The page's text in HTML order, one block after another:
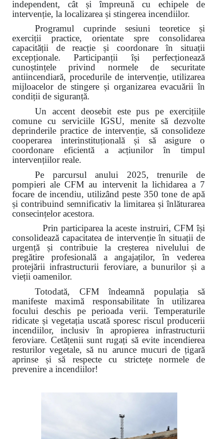
independent, cât și împreună cu echipele de
intervenție, la localizarea și stingerea incendiilor.
Programul cuprinde sesiuni teoretice și
exerciții practice, orientate spre consolidarea
capacității de reacție și coordonare în situații
excepționale. Participanții își perfecționează
cunoștințele privind normele de securitate
antiincendiară, procedurile de intervenție, utilizarea
mijloacelor de stingere și organizarea evacuării în
condiții de siguranță.
Un accent deosebit este pus pe exercițiile
comune cu serviciile IGSU, menite să dezvolte
deprinderile practice de intervenție, să consolideze
cooperarea interinstituțională și să asigure o
coordonare eficientă a acțiunilor în timpul
intervențiilor reale.
Pe parcursul anului 2025, trenurile de
pompieri ale CFM au intervenit la lichidarea a 7
focare de incendiu, utilizând peste 350 tone de apă
și contribuind semnificativ la limitarea și înlăturarea
consecințelor acestora.
Prin participarea la aceste instruiri, CFM își
consolidează capacitatea de intervenție în situații de
urgență și contribuie la creșterea nivelului de
pregătire profesională a angajaților, în vederea
protejării infrastructurii feroviare, a bunurilor și a
vieții oamenilor.
Totodată, CFM îndeamnă populația să
manifeste maximă responsabilitate în utilizarea
focului deschis pe perioada verii. Temperaturile
ridicate și vegetația uscată sporesc riscul producerii
incendiilor, inclusiv în apropierea infrastructurii
feroviare. Cetățenii sunt rugați să evite incendierea
resturilor vegetale, să nu arunce mucuri de țigară
aprinse și să respecte cu strictețe normele de
prevenire a incendiilor!